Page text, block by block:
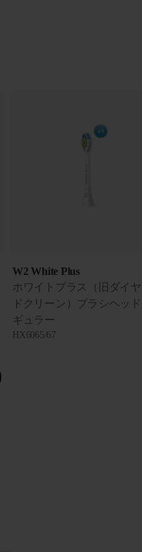
W2 White Plus
ホワイトプラス（旧ダイ
ドクリーン）ブラシヘッ
ギュラー
HX6065/67